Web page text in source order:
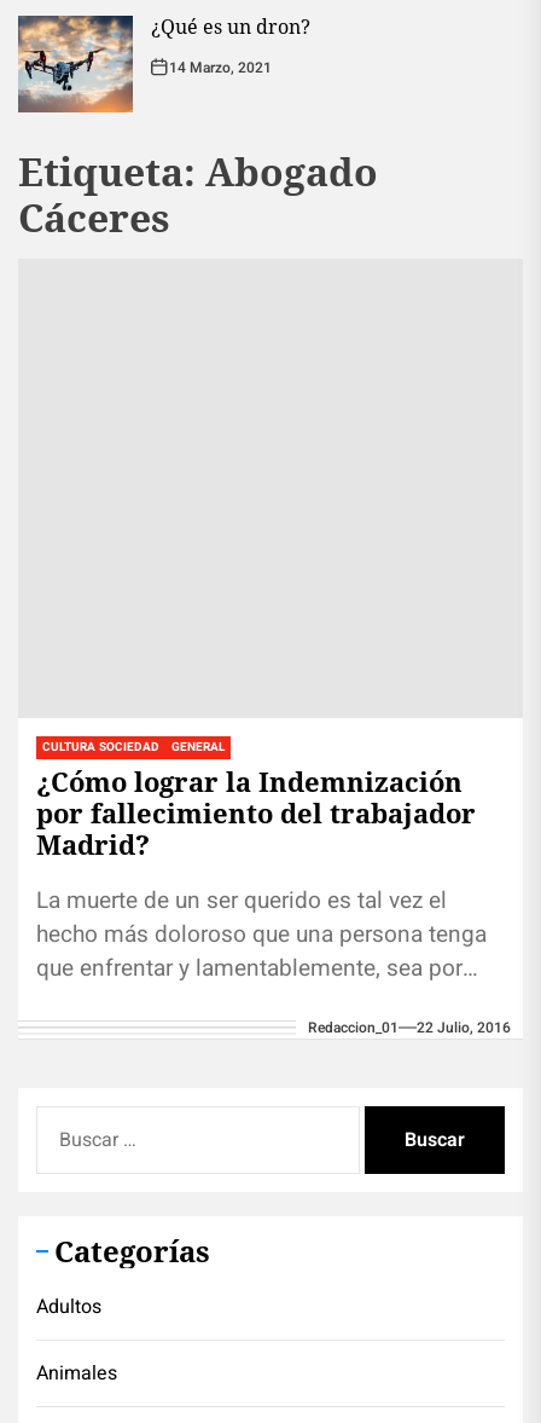
¿Qué es un dron?
14 Marzo, 2021
Etiqueta: Abogado
Cáceres
CULTURA SOCIEDAD GENERAL
¿Cómo lograr la Indemnización
por fallecimiento del trabajador
Madrid?
La muerte de un ser querido es tal vez el
hecho más doloroso que una persona tenga
que enfrentar y lamentablemente, sea por
Redaccion_01 22 Julio, 2016
Categorías
Adultos
Animales